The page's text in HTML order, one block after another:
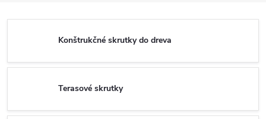
Konštrukčné skrutky do dreva
Terasové skrutky